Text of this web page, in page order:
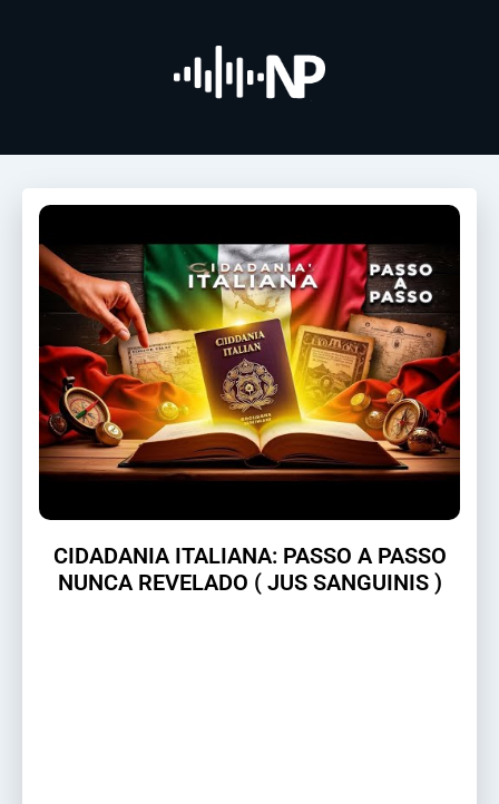
CIDADANIA ITALIANA: PASSO A PASSO
NUNCA REVELADO ( JUS SANGUINIS )